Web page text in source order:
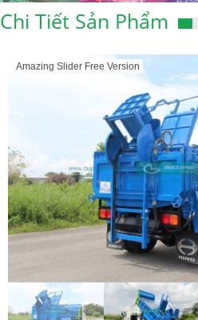
Chi Tiết Sản Phẩm
Amazing Slider Free Version